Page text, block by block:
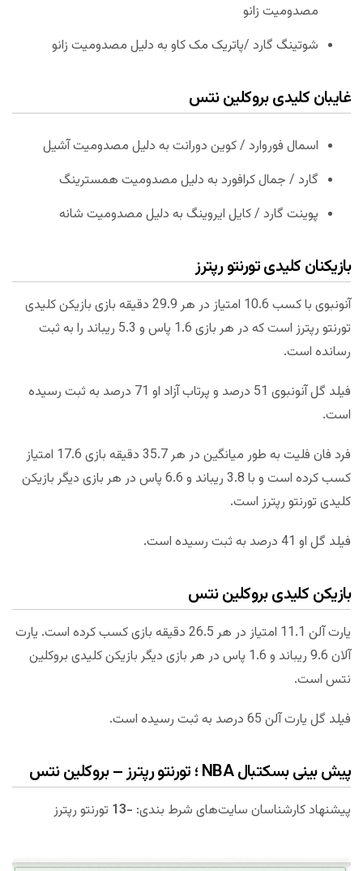
مصدومیت زانو
شوتینگ گارد /پاتریک مک کاو به دلیل مصدومیت زانو
غایبان کلیدی بروکلین نتس
اسمال فوروارد / کوین دورانت به دلیل مصدومیت آشیل
گارد / جمال کرافورد به دلیل مصدومیت همسترینگ
پوینت گارد / کایل ایروینگ به دلیل مصدومیت شانه
بازیکنان کلیدی تورنتو رپترز
آنونبوی با کسب 10.6 امتیاز در هر 29.9 دقیقه بازی بازیکن کلیدی
تورنتو رپترز است که در هر بازی 1.6 پاس و 5.3 ریباند را به ثبت
رسانده است.
فیلد گل آنونبوی 51 درصد و پرتاب آزاد او 71 درصد به ثبت رسیده
است.
فرد فان فلیت به طور میانگین در هر 35.7 دقیقه بازی 17.6 امتیاز
کسب کرده است و با 3.8 ریباند و 6.6 پاس در هر بازی دیگر بازیکن
کلیدی تورنتو رپترز است.
فیلد گل او 41 درصد به ثبت رسیده است.
بازیکن کلیدی بروکلین نتس
یارت آلن 11.1 امتیاز در هر 26.5 دقیقه بازی کسب کرده است. یارت
آلان 9.6 ریباند و 1.6 پاس در هر بازی دیگر بازیکن کلیدی بروکلین
نتس است.
فیلد گل یارت آلن 65 درصد به ثبت رسیده است.
پیش بینی بسکتبال NBA ؛ تورنتو رپترز – بروکلین نتس
پیشنهاد کارشناسان سایت‌های شرط بندی: -13 تورنتو رپترز